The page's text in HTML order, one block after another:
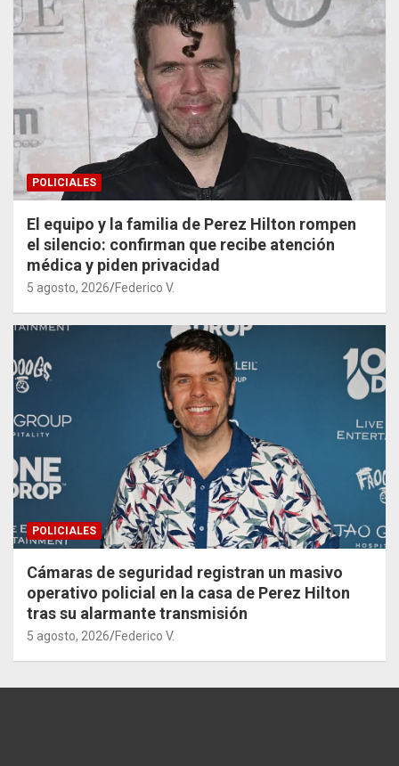
POLICIALES
El equipo y la familia de Perez Hilton rompen
el silencio: confirman que recibe atención
médica y piden privacidad
5 agosto, 2026 Federico V.
POLICIALES
Cámaras de seguridad registran un masivo
operativo policial en la casa de Perez Hilton
tras su alarmante transmisión
5 agosto, 2026 Federico V.